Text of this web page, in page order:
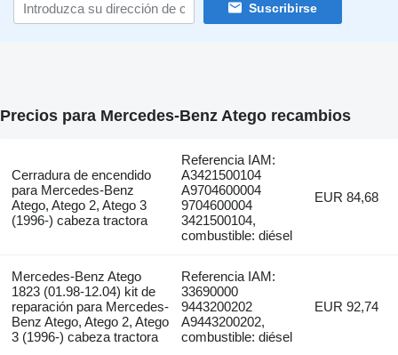
Suscribirse
Precios para Mercedes-Benz Atego recambios
Cerradura de encendido
para Mercedes-Benz
Atego, Atego 2, Atego 3
(1996-) cabeza tractora
Referencia IAM:
A3421500104
A9704600004
9704600004
3421500104,
combustible: diésel
EUR 84,68
Mercedes-Benz Atego
1823 (01.98-12.04) kit de
reparación para Mercedes-
Benz Atego, Atego 2, Atego
3 (1996-) cabeza tractora
Referencia IAM:
33690000
9443200202
A9443200202,
combustible: diésel
EUR 92,74